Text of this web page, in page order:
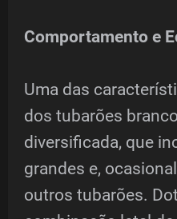
Comportamento e
Uma das
dos tubarões
diversificada, que
grandes e,
outros tubarões.